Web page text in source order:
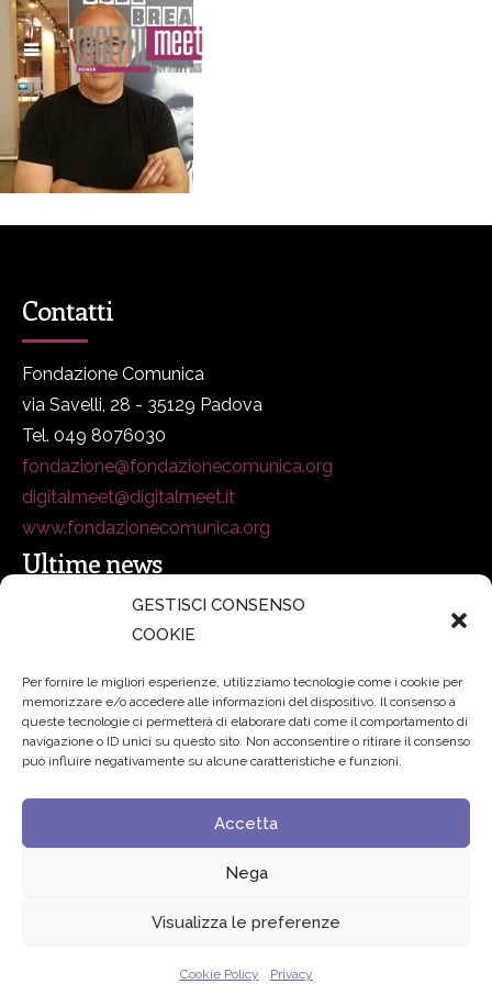
GESTISCI CONSENSO
COOKIE
Per fornire le migliori esperienze, utilizziamo tecnologie come i cookie per
memorizzare e/o accedere alle informazioni del dispositivo. Il consenso a
queste tecnologie ci permetterà di elaborare dati come il comportamento di
navigazione o ID unici su questo sito. Non acconsentire o ritirare il consenso
può influire negativamente su alcune caratteristiche e funzioni.
Accetta
Nega
Visualizza le preferenze
Cookie Policy Privacy
Contatti
Fondazione Comunica
via Savelli, 28 - 35129 Padova
Tel. 049 8076030
fondazione@fondazionecomunica.org
digitalmeet@digitalmeet.it
www.fondazionecomunica.org
Ultime news
secsolutionforum 2026: è Bologna la nuova capitale
Padre Benanti: «Intelligenza artificiale? Contro i nuovi
algoritmi del potere serve una governance condivisa»
Edvance – Digital Education Hub Higher Education